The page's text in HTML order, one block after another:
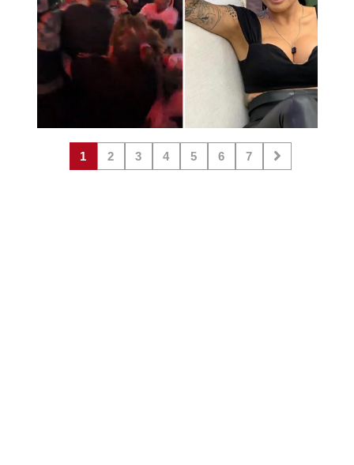
1 2 3 4 5 6 7